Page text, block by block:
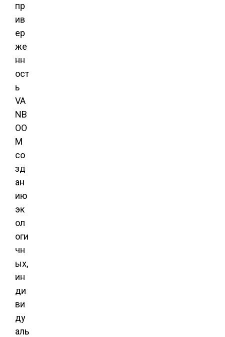
пр
ив
ер
же
нн
ост
ь
VA
NB
OO
M
со
зд
ан
ию
эк
ол
оги
чн
ых,
ин
ди
ви
ду
аль